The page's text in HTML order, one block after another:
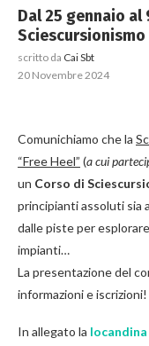
Dal 25 gennaio al
Sciescursionismo
scritto da Cai Sbt
20 Novembre 2024
Comunichiamo che la
“Free Heel” (a cui
un Corso di
principianti assoluti sia
dalle piste per
impianti…
La presentazione del
informazioni e iscrizioni!
In allegato la locandina